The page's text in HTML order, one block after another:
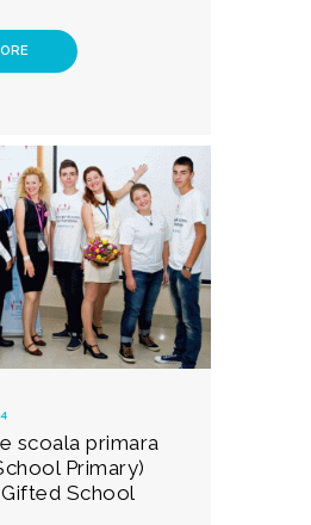
scoala primara
Primary)
School